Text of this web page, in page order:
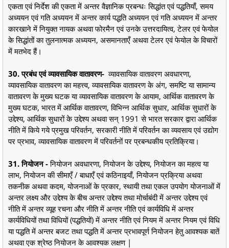
एकता एवं निर्देश की एकता में अन्तर वैज्ञानिक प्रबन्धः सिद्धांत एवं पद्धतियाँ, समय
अध्ययन एवं गति अध्ययन में अन्तर कार्य पद्धति अध्ययन एवं गति अध्ययन में अन्तर
कारखाने में नियुक्त नायक अथवा फोरमैन एवं उनके उत्तरदायित्व, टेलर एवं फेयोल
के सिद्धांतों का तुलनात्मक अध्ययन, असमानताएँ अथवा टेलर एवं फेयोल के विचारों
में मतभेद हैं।
30. प्रबंध एवं व्यावसायिक वातावरण- व्यावसायिक वातावरण अवधारणा,
व्यावसायिक वातावरण का महत्त्व, व्यावसायिक वातावरण के अंग, समष्टि या सामान्य
वातावरण के मुख्य घटक या व्यावसायिक वातावरण के आयाम, आर्थिक वातावरण के
मुख्य घटक, भारत में आर्थिक वातावरण, विभिन्न आर्थिक सुधार, आर्थिक सुधारों के
उद्देश्य, आर्थिक सुधारों के उद्देश्य अथवा सन् 1991 से भारत सरकार द्वारा आर्थिक
नीति में किये गये प्रमुख परिवर्तन, सरकारी नीति में परिवर्तन का व्यवसाय एवं उद्योग
पर प्रभाव, व्यावसायिक वातावरण में परिवर्तनों पर प्रबन्धकीय प्रतिक्रिया।
31. नियोजन -नियोजन अवधारणा, नियोजन के उद्देश्य, नियोजन का महत्व या
लाभ, नियोजन की सीमाएँ / बाधाएँ एवं कठिनाइयाँ, नियोजन प्रक्रिया अथवा
तकनीक अथवा कदम, योजनाओं के प्रकार, स्थायी तथा एकल उपयोग योजनाओं में
अन्तर लक्ष्य और उद्देश्य के बीच अन्तर उद्देश्य तथा मोर्चाबंदी में अन्तर उद्देश्य एवं
नीति में अन्तर व्यूह रचना और नीति में अन्तर नीति एवं कार्यविधि में अन्तर
कार्यविधियों तथा विधियों (पद्धतियों) में अन्तर नीति एवं नियम में अन्तर नियम एवं विधि
या पद्धति में अन्तर बजट तथा पद्धति में अन्तर प्रभावपूर्ण नियोजन हेतु आवश्यक बातें
अथवा एक श्रेष्ठ नियोजन के आवश्यक लक्षण |